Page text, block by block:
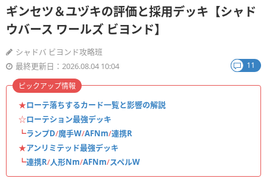
ギンセツ＆ユヅキの評価と採用デッキ【シャド
ウバース ワールズ ビヨンド】
シャドバ ビヨンド攻略班
最終更新日：2026.08.04 10:04
11
★ローテ落ちするカード一覧と影響の解説
☆ローテション最強デッキ
┗ランプD/魔手W/AFNm/連携R
★アンリミテッド最強デッキ
┗連携R/人形Nm/AFNm/スペルW
ピックアップ情報